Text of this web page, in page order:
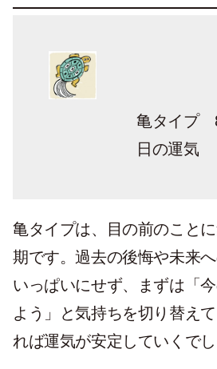
亀タイプ
日の運気
亀タイプは、目の前のこと
期です。過去の後悔や未来
いっぱいにせず、まずは「
よう」と気持ちを切り替え
れば運気が安定していくでし